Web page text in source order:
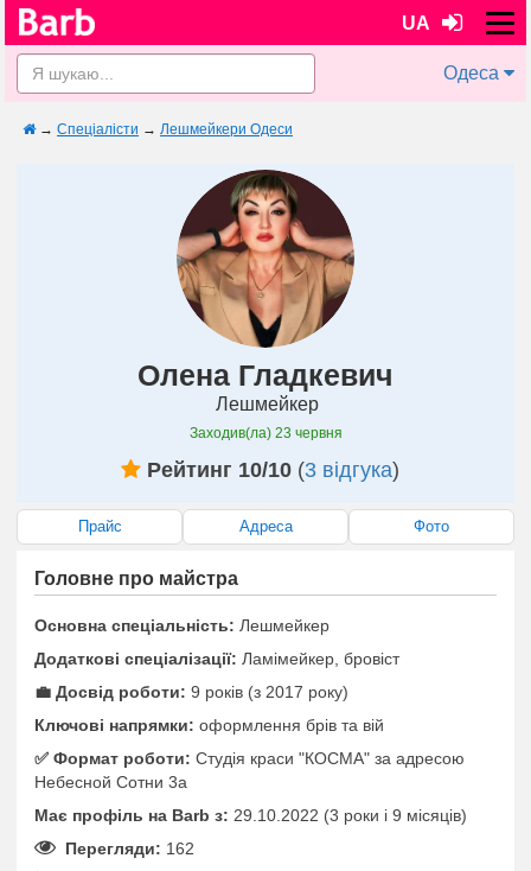
UA
Одеса
→ Спеціалісти → Лешмейкери Одеси
Олена Гладкевич
Лешмейкер
Заходив(ла) 23 червня
Рейтинг 10/10(3 відгука)
Прайс Адреса Фото
Головне про майстра
Основна спеціальність: Лешмейкер
Додаткові спеціалізації: Ламімейкер, бровіст
💼 Досвід роботи: 9 років (з 2017 року)
Ключові напрямки: оформлення брів та вій
✅️ Формат роботи: Студія краси "КОСМА" за адресою
Небесной Сотни 3а
Має профіль на Barb з: 29.10.2022 (3 роки i 9 місяців)
Перегляди: 162